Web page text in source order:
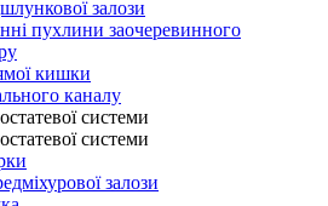
залози
пухлини заочеревинного
кишки
каналу
системи
системи
залози